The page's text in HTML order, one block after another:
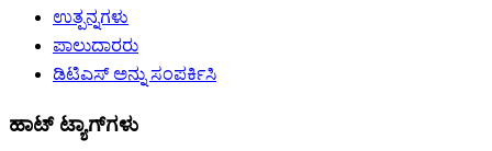
ಉತ್ಪನ್ನಗಳು
ಪಾಲುದಾರರು
ಡಿಟಿಎಸ್ ಅನ್ನು ಸಂಪರ್ಕಿಸಿ
ಹಾಟ್ ಟ್ಯಾಗ್‌ಗಳು